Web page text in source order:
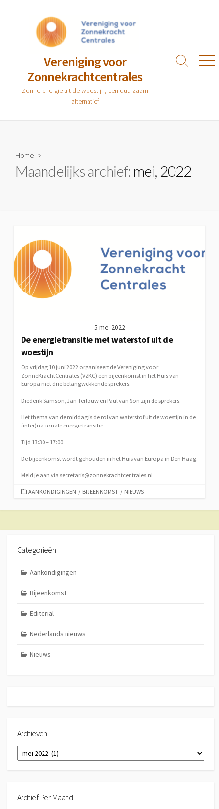
Vereniging voor
Zonnekrachtcentrales
Zonne-energie uit de woestijn; een duurzaam
alternatief
Zoeken
Home >
Maandelijks archief: mei, 2022
5 mei 2022
De energietransitie met waterstof uit de
woestijn
Op vrijdag 10 juni 2022 organiseert de Vereniging voor
ZonneKrachtCentrales (VZKC) een bijeenkomst in het Huis van
Europa met drie belangwekkende sprekers.
Diederik Samson, Jan Terlouw en Paul van Son zijn de sprekers.
Het thema van de middag is de rol van waterstof uit de woestijn in de
(inter)nationale energietransitie.
Tijd 13:30 – 17:00
De bijeenkomst wordt gehouden in het Huis van Europa in Den Haag.
Meld je aan via secretaris@zonnekrachtcentrales.nl
CATEGORIEËN
AANKONDIGINGEN / BIJEENKOMST / NIEUWS
Categorieën
Aankondigingen
Bijeenkomst
Editorial
Nederlands nieuws
Nieuws
Archieven
Archieven
Archief Per Maand